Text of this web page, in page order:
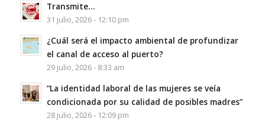
Transmite…
31 julio, 2026 - 12:10 pm
¿Cuál será el impacto ambiental de profundizar
el canal de acceso al puerto?
29 julio, 2026 - 8:33 am
“La identidad laboral de las mujeres se veía
condicionada por su calidad de posibles madres”
28 julio, 2026 - 12:09 pm